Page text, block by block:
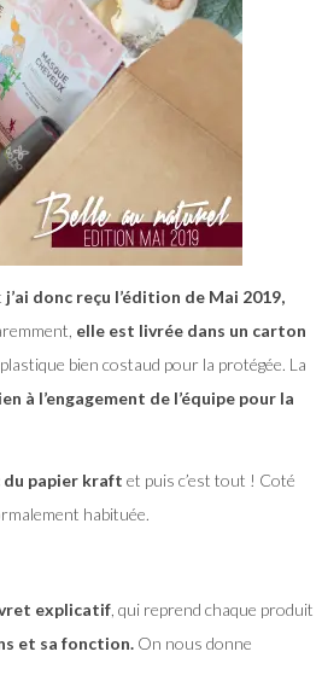
j’ai donc reçu l’édition de Mai 2019,
elle est livrée dans un carton
bien costaud pour la protégée. La
à l’engagement de l’équipe pour la
du papier kraft et puis c’est tout ! Coté
habituée.
explicatif , qui reprend chaque produit
et sa fonction. On nous donne